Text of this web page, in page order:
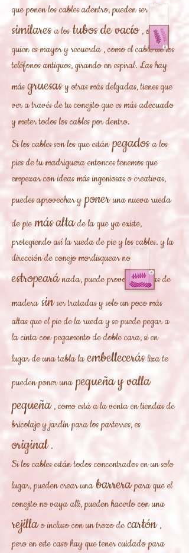
que ponen los cables adentro, pueden ser
similares a los tubos de vacío , o para
quien es mayor y recuerda , como el cable de los
teléfonos antiguos, girando en espiral. Las hay
más gruesas y otras más delgadas, tienes que
ver a través de tu conejito que es más adecuado
y meter todos los cables pordentro.
Si los cables son los que están pegados a los
pies de tu madriguera entonces tenemos que
empezar con ideas más ingeniosas o creativas,
puedes aprovechar y poner una nueva rueda
de pie más alta de la que ya existe,
protegiendo así la rueda de pie y los cables. y la
dirección de conejo mordisquear no
estropeará nada, puede provocar tablas de
madera sin ser tratadas y solo un poco más
altas que el pie de la rueda y se puede pegar a
la cinta con pegamento de doble cara, si en
lugar de una tabla la embellecerás liza te
pueden poner una pequeña y valla
pequeña , como está a la venta en tiendas de
bricolaje y jardín para los parterres, es
original .
Si los cables están todos concentrados en un solo
lugar, pueden crear una barrera para que el
conejito no vaya allí, pueden hacerlo con una
rejilla o incluso con un trozo de cartón ,
pero en este caso hay que tener cuidado para